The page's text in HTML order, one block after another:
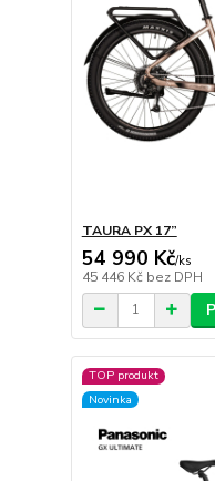
TAURA PX 17”
54 990 Kč/ks
45 446 Kč bez DPH
TOP produkt
Novinka